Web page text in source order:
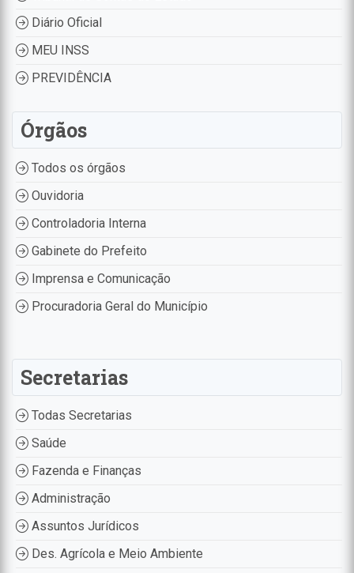
Diário Oficial
MEU INSS
PREVIDÊNCIA
Órgãos
Todos os órgãos
Ouvidoria
Controladoria Interna
Gabinete do Prefeito
Imprensa e Comunicação
Procuradoria Geral do Município
Secretarias
Todas Secretarias
Saúde
Fazenda e Finanças
Administração
Assuntos Jurídicos
Des. Agrícola e Meio Ambiente